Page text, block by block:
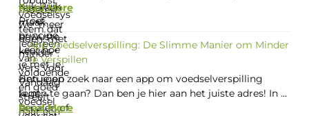
Read More
App Voedselverspilling: De Slimme Manier om Minder
te Verspillen
Ben je op zoek naar een app om voedselverspilling
tegen te gaan? Dan ben je hier aan het juiste adres! In ...
Read More